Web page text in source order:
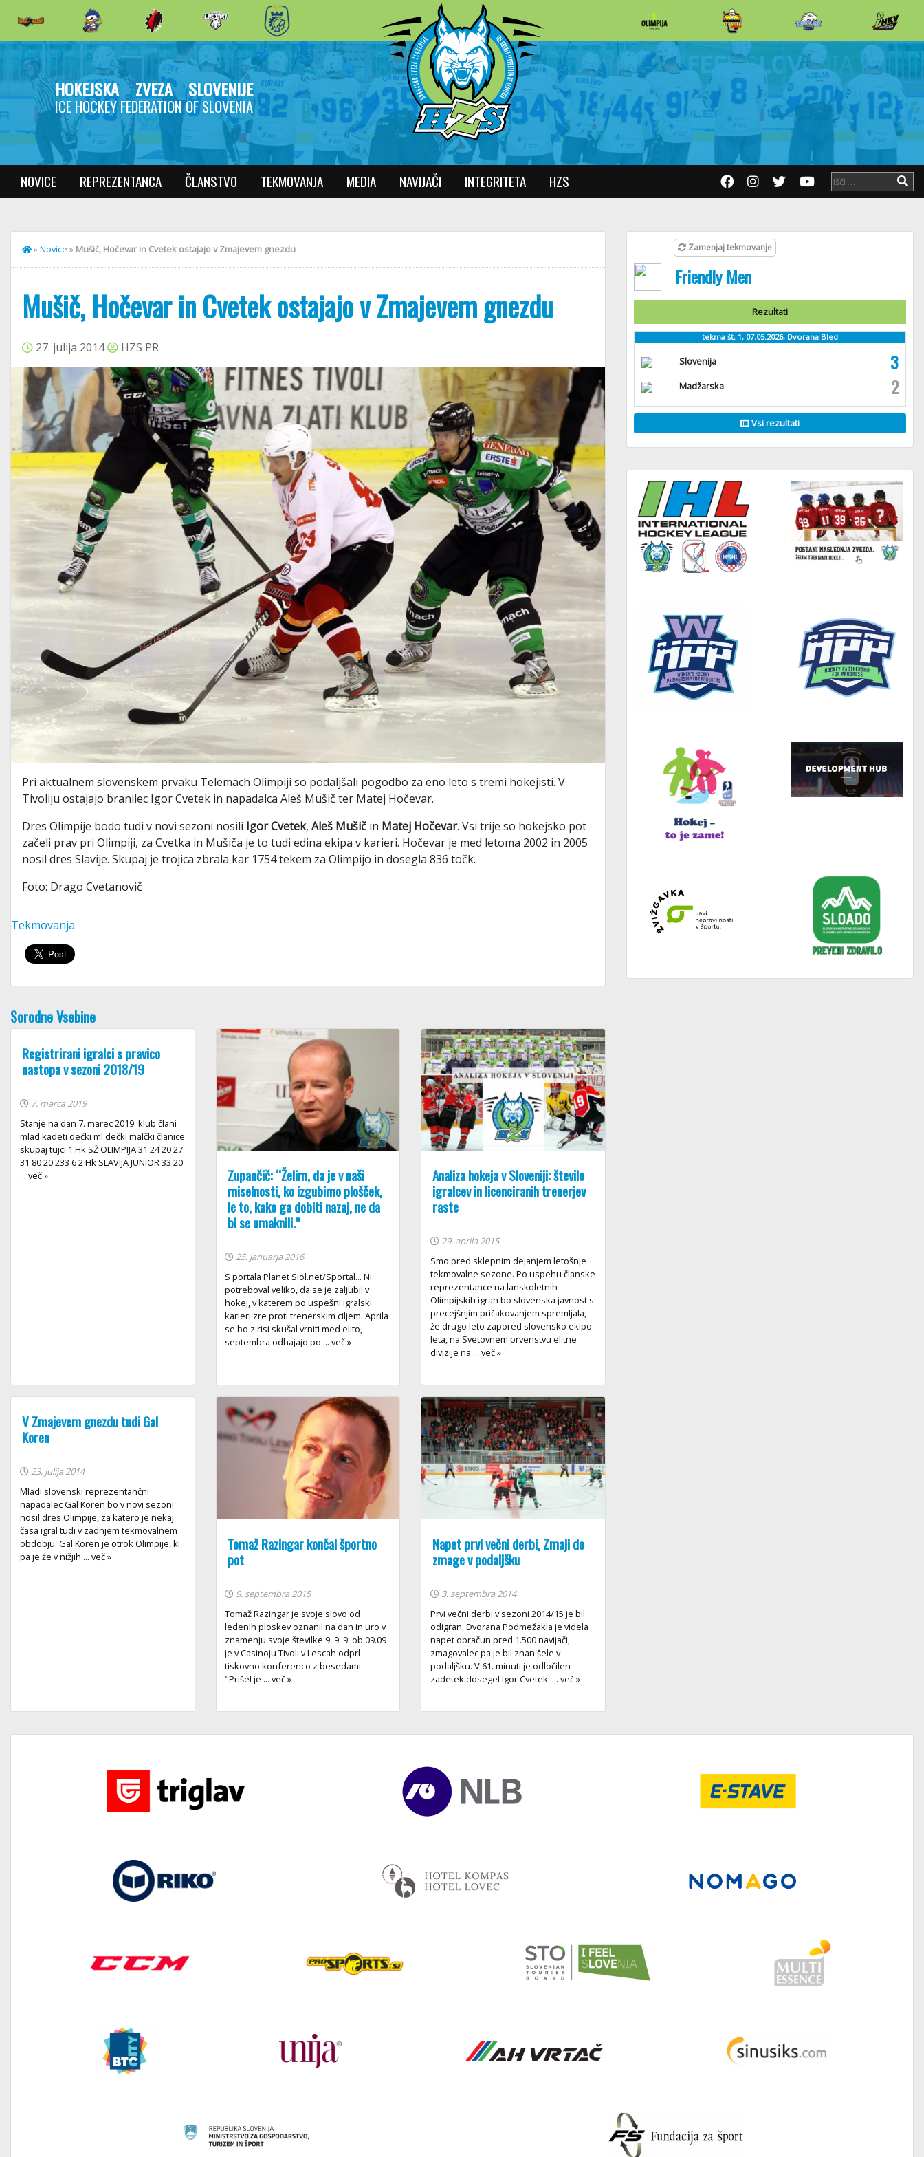
HOKEJSKA ZVEZA SLOVENIJE
ICE HOCKEY FEDERATION OF SLOVENIA
NOVICE REPREZENTANCA ČLANSTVO TEKMOVANJA MEDIA NAVIJAČI INTEGRITETA HZS
»Novice » Mušič, Hočevar in Cvetek ostajajo v Zmajevem gnezdu
Mušič, Hočevar in Cvetek ostajajo v Zmajevem gnezdu
27. julija 2014 HZS PR
Pri aktualnem slovenskem prvaku Telemach Olimpiji so podaljšali pogodbo za eno leto s tremi hokejisti. V
Tivoliju ostajajo branilec Igor Cvetek in napadalca Aleš Mušič ter Matej Hočevar.
Dres Olimpije bodo tudi v novi sezoni nosili Igor Cvetek, Aleš Mušič in Matej Hočevar. Vsi trije so hokejsko pot
začeli prav pri Olimpiji, za Cvetka in Mušiča je to tudi edina ekipa v karieri. Hočevar je med letoma 2002 in 2005
nosil dres Slavije. Skupaj je trojica zbrala kar 1754 tekem za Olimpijo in dosegla 836 točk.
Foto: Drago Cvetanovič
Tekmovanja
Sorodne Vsebine
Registrirani igralci s pravico
nastopa v sezoni 2018/19
7. marca 2019
Stanje na dan 7. marec 2019. klub člani
mlad kadeti dečki ml.dečki malčki članice
skupaj tujci 1 Hk SŽ OLIMPIJA 31 24 20 27
31 80 20 233 6 2 Hk SLAVIJA JUNIOR 33 20
... več »
Zupančič: “Želim, da je v naši
miselnosti, ko izgubimo plošček,
le to, kako ga dobiti nazaj, ne da
bi se umaknili.”
25. januarja 2016
S portala Planet Siol.net/Sportal... Ni
potreboval veliko, da se je zaljubil v
hokej, v katerem po uspešni igralski
karieri zre proti trenerskim ciljem. Aprila
se bo z risi skušal vrniti med elito,
septembra odhajajo po ... več »
Analiza hokeja v Sloveniji: število
igralcev in licenciranih trenerjev
raste
29. aprila 2015
Smo pred sklepnim dejanjem letošnje
tekmovalne sezone. Po uspehu članske
reprezentance na lanskoletnih
Olimpijskih igrah bo slovenska javnost s
precejšnjim pričakovanjem spremljala,
že drugo leto zapored slovensko ekipo
leta, na Svetovnem prvenstvu elitne
divizije na ... več »
V Zmajevem gnezdu tudi Gal
Koren
23. julija 2014
Mladi slovenski reprezentančni
napadalec Gal Koren bo v novi sezoni
nosil dres Olimpije, za katero je nekaj
časa igral tudi v zadnjem tekmovalnem
obdobju. Gal Koren je otrok Olimpije, ki
pa je že v nižjih ... več »
Tomaž Razingar končal športno
pot
9. septembra 2015
Tomaž Razingar je svoje slovo od
ledenih ploskev oznanil na dan in uro v
znamenju svoje številke 9. 9. 9. ob 09.09
je v Casinoju Tivoli v Lescah odprl
tiskovno konferenco z besedami:
"Prišel je ... več »
Napet prvi večni derbi, Zmaji do
zmage v podaljšku
3. septembra 2014
Prvi večni derbi v sezoni 2014/15 je bil
odigran. Dvorana Podmežakla je videla
napet obračun pred 1.500 navijači,
zmagovalec pa je bil znan šele v
podaljšku. V 61. minuti je odločilen
zadetek dosegel Igor Cvetek. ... več »
Zamenjaj tekmovanje
Friendly Men
Rezultati
tekma št. 1, 07.05.2026, Dvorana Bled
Slovenija 3
Madžarska 2
Vsi rezultati